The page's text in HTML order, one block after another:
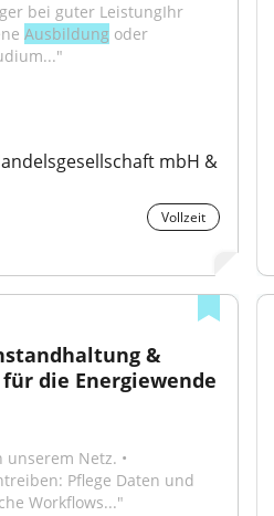
bei guter LeistungIhr
Ausbildung oder
mbH &
Vollzeit
für die Energiewende
Pflege Daten und
Workflows..."